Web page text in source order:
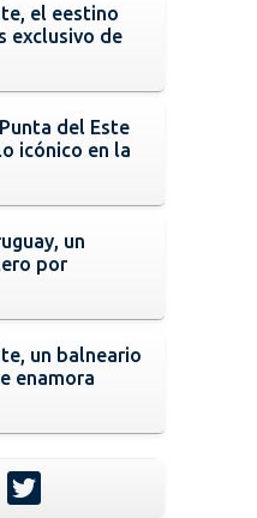
el eestino
exclusivo de
del Este
icónico en la
un
por
un balneario
enamora